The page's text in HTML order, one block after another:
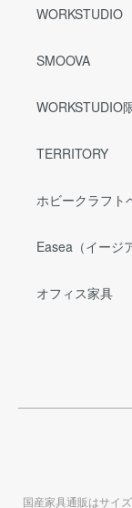
WORKSTUDIO
SMOOVA
WORKSTUDIO
TERRITORY
ホビークラフト
Easea（イージ
オフィス家具
国産家具通販はサイ